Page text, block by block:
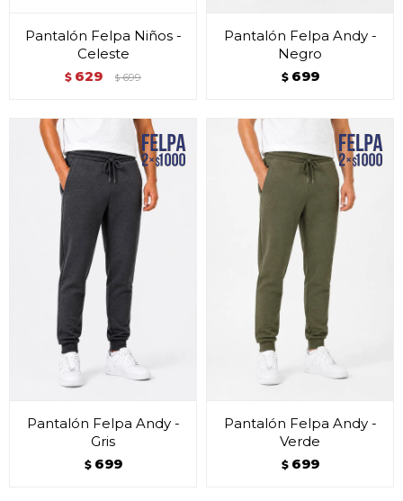
Pantalón Felpa Niños -
Celeste
$ 629 $ 699
Pantalón Felpa Andy -
Negro
$ 699
Pantalón Felpa Andy -
Gris
$ 699
Pantalón Felpa Andy -
Verde
$ 699